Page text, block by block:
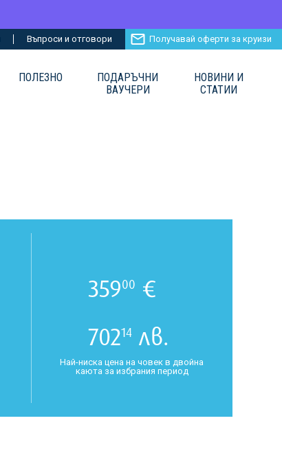
Въпроси и отговори Получавай оферти за круизи
ПОЛЕЗНО
ПОДАРЪЧНИ
ВАУЧЕРИ
НОВИНИ И
СТАТИИ
35900 €
70214 лв.
Най-ниска цена на човек в двойна
каюта за избрания период